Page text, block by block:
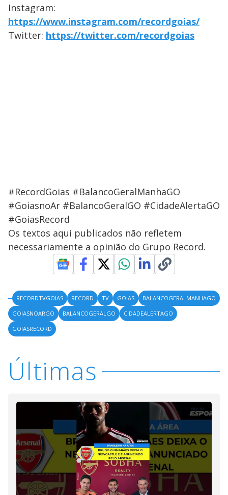
Instagram:
https://www.instagram.com/recordgoias/
Twitter: https://twitter.com/recordgoias
#RecordGoias #BalancoGeralManhaGO
#GoiasnoAr #BalancoGeralGO #CidadeAlertaGO
#GoiasRecord
Os textos aqui publicados não refletem
necessariamente a opinião do Grupo Record.
RECORDTVGOIAS RECORD TV GOIAS
BALANCOGERALMANHAGO
GOIASNOARGO
BALANCOGERALGO
CIDADEALERTAGO
GOIASRECORD
Últimas